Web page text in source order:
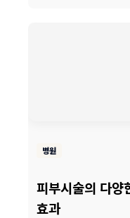
병원
피부시술의 다양
효과